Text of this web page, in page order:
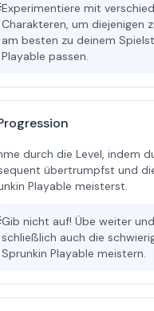
Experimentiere mit
Charakteren, um diejenigen
am besten zu deinem
Playable passen.
durch die Level, indem
übertrumpfst und
Playable meisterst.
Gib nicht auf! Übe weiter
schließlich auch die
Sprunkin Playable meistern.